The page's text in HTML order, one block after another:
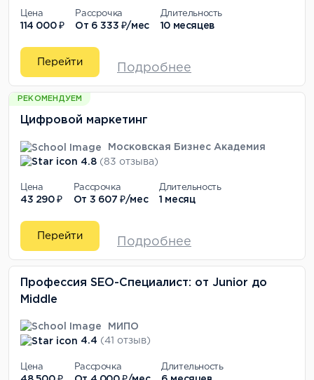
Цена
114 000 ₽
Рассрочка
От 6 333 ₽/мес
Длительность
10 месяцев
Перейти
Подробнее
РЕКОМЕНДУЕМ
Цифровой маркетинг
Московская Бизнес Академия
4.8 (83 отзыва)
Цена
43 290 ₽
Рассрочка
От 3 607 ₽/мес
Длительность
1 месяц
Перейти
Подробнее
Профессия SEO-Специалист: от Junior до
Middle
МИПО
4.4 (41 отзыв)
Цена Рассрочка Длительность